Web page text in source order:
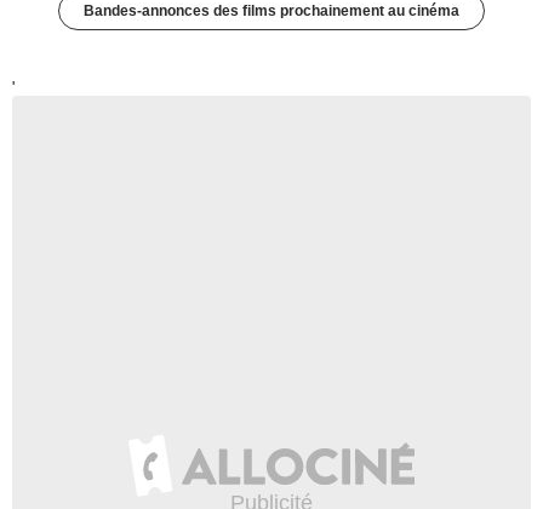
Bandes-annonces des films prochainement au cinéma
'